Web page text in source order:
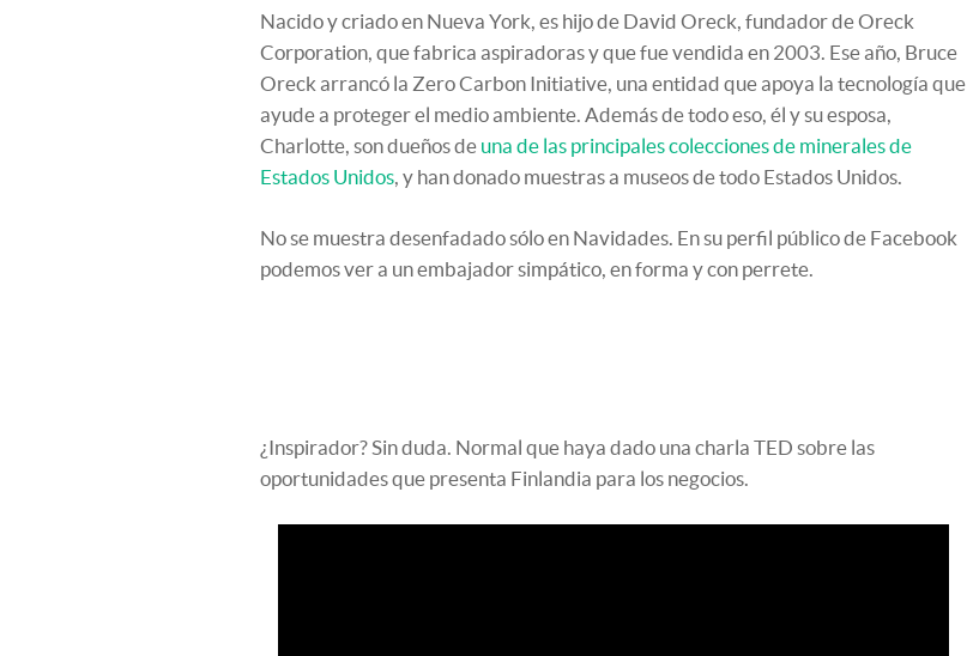
Nacido y criado en Nueva York, es hijo de David Oreck, fundador de Oreck
Corporation, que fabrica aspiradoras y que fue vendida en 2003. Ese año, Bruce
Oreck arrancó la Zero Carbon Initiative, una entidad que apoya la tecnología que
ayude a proteger el medio ambiente. Además de todo eso, él y su esposa,
Charlotte, son dueños de una de las principales colecciones de minerales de
Estados Unidos, y han donado muestras a museos de todo Estados Unidos.
No se muestra desenfadado sólo en Navidades. En su perfil público de Facebook
podemos ver a un embajador simpático, en forma y con perrete.
¿Inspirador? Sin duda. Normal que haya dado una charla TED sobre las
oportunidades que presenta Finlandia para los negocios.